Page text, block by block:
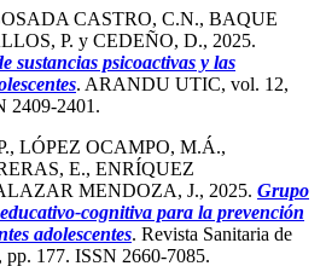
CASTRO, C.N., BAQUE
P. y CEDEÑO, D., 2025.
sustancias psicoactivas y las
. ARANDU UTIC, vol. 12,
2409-2401.
LÓPEZ OCAMPO, M.Á.,
E., ENRÍQUEZ
MENDOZA, J., 2025. Grupo
cognitiva para la prevención
adolescentes. Revista Sanitaria de
177. ISSN 2660-7085.